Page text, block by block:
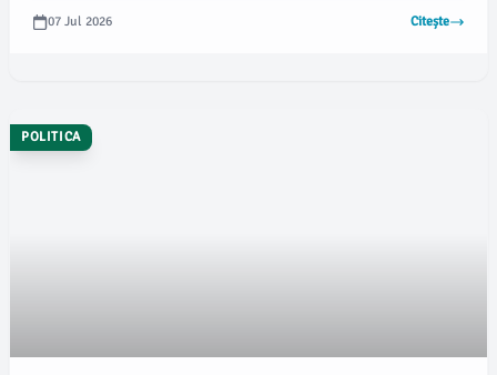
se iau în considerare mai multe scenarii pentru numirea noului
premier, în timp ce partidele caută soluții viabile pentru a obține
07 Jul 2026 Citește
POLITICA